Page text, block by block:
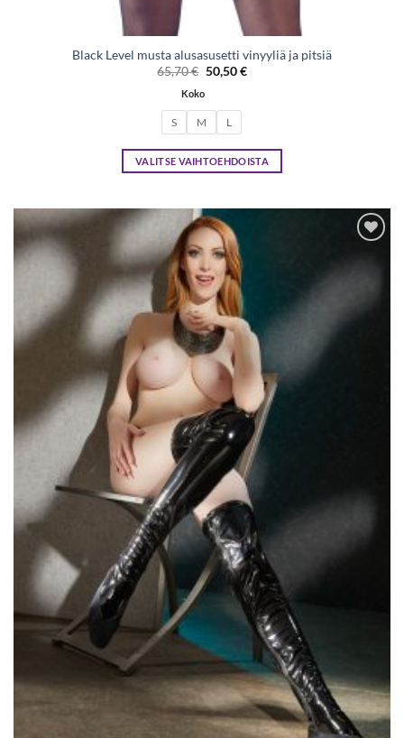
Black Level musta alusasusetti vinyyliä ja pitsiä
65,70€ Alkuperäinen
hinta
oli:
50,50€Nykyinen
Koko
S M L
VALITSE VAIHTOEHDOISTA
on
useampi
muunnelma.
Voit
tehdä
valinnat
tuotteen
sivulla.